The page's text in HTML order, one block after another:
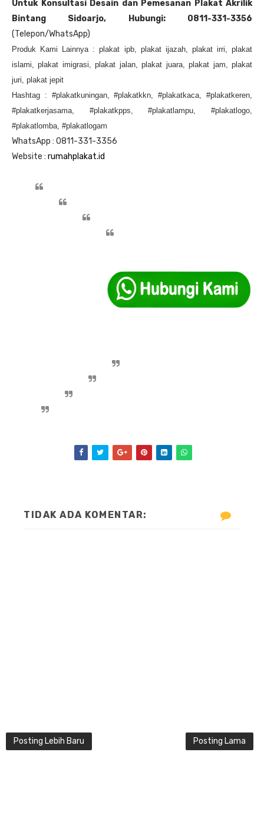
Untuk Konsultasi Desain dan Pemesanan Plakat Akrilik
Bintang Sidoarjo, Hubungi:
0811-331-3356
(Telepon/WhatsApp)
Produk Kami Lainnya : plakat ipb, plakat ijazah, plakat irri, plakat
islami, plakat imigrasi, plakat jalan, plakat juara, plakat jam, plakat
juri, plakat jepit
Hashtag : #plakatkuningan, #plakatkkn, #plakatkaca, #plakatkeren,
#plakatkerjasama, #plakatkpps, #plakatlampu, #plakatlogo,
#plakatlomba, #plakatlogam
WhatsApp : 0811-331-3356
Website : rumahplakat.id
TIDAK ADA KOMENTAR:
Posting Lebih Baru Posting Lama